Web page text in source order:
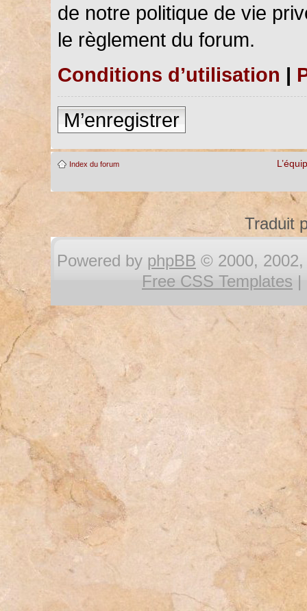
de notre politique de vie
le règlement du forum.
Conditions d’utilisation |
M’enregistrer
Index du forum
Traduit
Powered by phpBB © 2000, 2002,
Free CSS Templates |